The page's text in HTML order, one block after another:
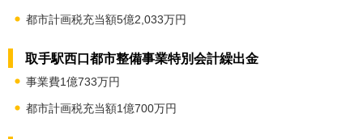
都市計画税充当額5億2,033万円
取手駅西口都市整備事業特別会計繰出金
事業費1億733万円
都市計画税充当額1億700万円